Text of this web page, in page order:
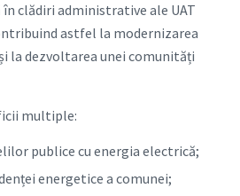
clădiri administrative ale UAT
astfel la modernizarea
la dezvoltarea unei comunități
multiple:
publice cu energia electrică;
energetice a comunei;